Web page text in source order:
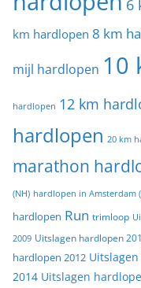
6
km hardlopen 8 km
mijl hardlopen 10
hardlopen 12 km
hardlopen 20 km
marathon
(NH) hardlopen in Amsterdam
hardlopen Run trimloop
2009 Uitslagen hardlopen
hardlopen 2012
2014 Uitslagen